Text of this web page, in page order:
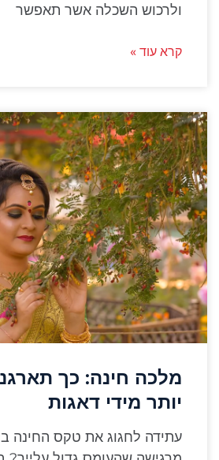
ולרכוש השכלה אשר תאפשר
קרא עוד »
מלכה חינה: כך
יותר מידי דאגות
עתידה לחגוג את טקס החינה